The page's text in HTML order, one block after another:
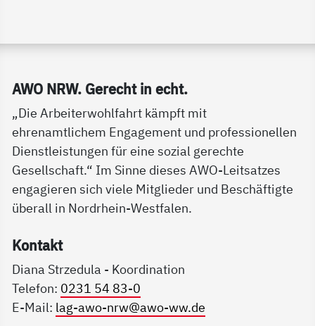
Service Informationen
AWO NRW. Ge­recht in echt.
„Die Arbeiterwohlfahrt kämpft mit
ehrenamtlichem Engagement und professionellen
Dienstleistungen für eine sozial gerechte
Gesellschaft.“ Im Sinne dieses AWO-Leitsatzes
engagieren sich viele Mitglieder und Beschäftigte
überall in Nordrhein-Westfalen.
Kon­takt
Diana Strzedula - Koordination
Telefon: 0231 54 83-0
E-Mail: lag-awo-nrw@awo-ww.de